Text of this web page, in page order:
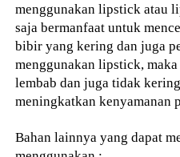
menggunakan lipstick atau
saja bermanfaat untuk
bibir yang kering dan juga
menggunakan lipstick,
lembab dan juga tidak
meningkatkan kenyamanan
Bahan lainnya yang dapat